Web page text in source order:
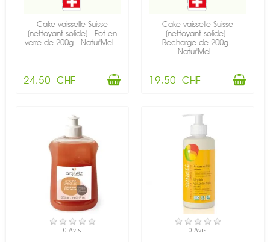
Cake vaisselle Suisse
(nettoyant solide) - Pot en
verre de 200g - Natur'Mel...
24,50 CHF
Cake vaisselle Suisse
(nettoyant solide) -
Recharge de 200g -
Natur'Mel...
19,50 CHF
EN STOCK
0 Avis
EN STOCK
0 Avis